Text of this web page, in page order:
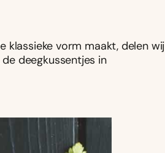
klassieke vorm maakt, delen wij
deegkussentjes in